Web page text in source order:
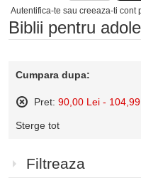
Autentifica-te sau creeaza-ti cont
Biblii pentru
Cumpara dupa:
Pret: 90,00 Lei -
acest
Sterge tot
Filtreaza